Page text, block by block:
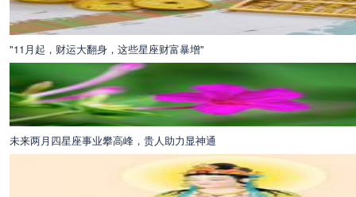
"11月起，财运大翻身，这些星座财富暴增"
未来两月四星座事业攀高峰，贵人助力显神通